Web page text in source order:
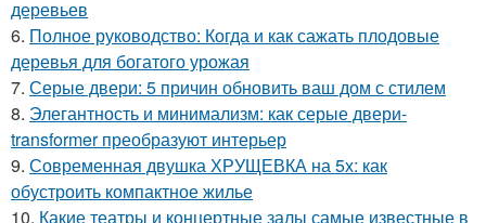
деревьев
6. Полное руководство: Когда и как сажать плодовые
деревья для богатого урожая
7. Серые двери: 5 причин обновить ваш дом с стилем
8. Элегантность и минимализм: как серые двери-
transformer преобразуют интерьер
9. Современная двушка ХРУЩЕВКА на 5х: как
обустроить компактное жилье
10. Какие театры и концертные залы самые известные в